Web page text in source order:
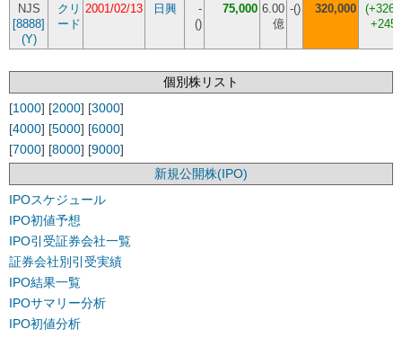
NJS
[8888]
(Y)
クリ
ード
2001/02/13 日興
-
()
75,000 6.00
億
-() 320,000
個別株リスト
[1000] [2000] [3000]
[4000] [5000] [6000]
[7000] [8000] [9000]
新規公開株(IPO)
IPOスケジュール
IPO初値予想
IPO引受証券会社一覧
証券会社別引受実績
IPO結果一覧
IPOサマリー分析
IPO初値分析